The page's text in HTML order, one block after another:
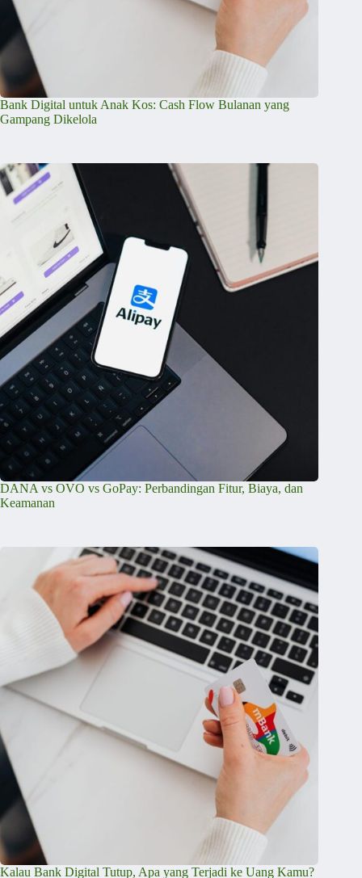
Bank Digital untuk Anak Kos: Cash Flow Bulanan yang
Gampang Dikelola
DANA vs OVO vs GoPay: Perbandingan Fitur, Biaya, dan
Keamanan
Kalau Bank Digital Tutup, Apa yang Terjadi ke Uang Kamu?